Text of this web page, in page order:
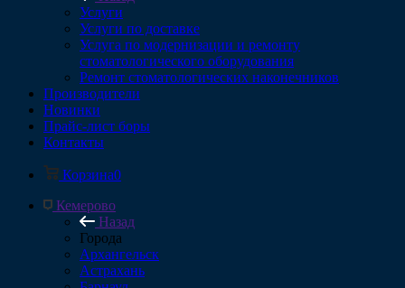
Услуги
Услуги по доставке
Услуга по модернизации и ремонту
стоматологического оборудования
Ремонт стоматологических наконечников
Производители
Новинки
Прайс-лист боры
Контакты
Корзина0
Кемерово
Назад
Города
Архангельск
Астрахань